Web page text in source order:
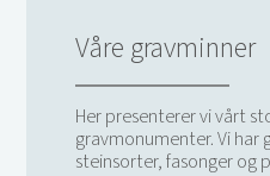
Våre gravminner
Her presenterer vi vårt
gravmonumenter. Vi har
steinsorter, fasonger og